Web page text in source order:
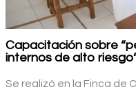
Capacitación sobre
internos de alto
Se realizó en la Finca de